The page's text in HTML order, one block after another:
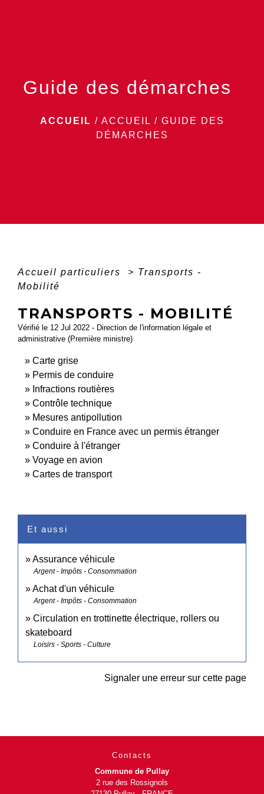
Guide des démarches
ACCUEIL / ACCUEIL / GUIDE DES
DÉMARCHES
Accueil particuliers > Transports -
Mobilité
TRANSPORTS - MOBILITÉ
Vérifié le 12 Jul 2022 - Direction de l'information légale et
administrative (Première ministre)
Carte grise
Permis de conduire
Infractions routières
Contrôle technique
Mesures antipollution
Conduire en France avec un permis étranger
Conduire à l'étranger
Voyage en avion
Cartes de transport
Et aussi
Assurance véhicule
Argent - Impôts - Consommation
Achat d'un véhicule
Argent - Impôts - Consommation
Circulation en trottinette électrique, rollers ou
skateboard
Loisirs - Sports - Culture
Signaler une erreur sur cette page
Contacts
Commune de Pullay
2 rue des Rossignols